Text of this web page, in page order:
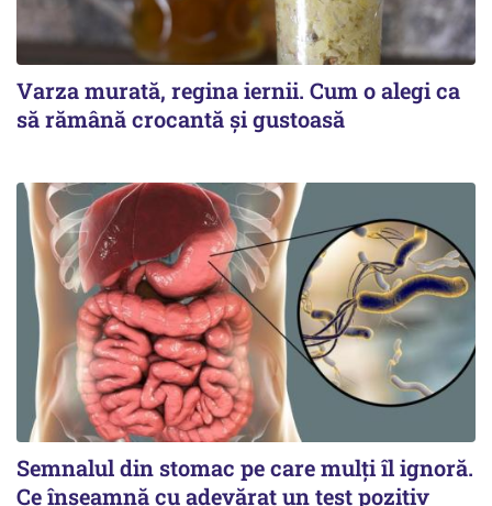
Varza murată, regina iernii. Cum o alegi ca
să rămână crocantă și gustoasă
Semnalul din stomac pe care mulți îl ignoră.
Ce înseamnă cu adevărat un test pozitiv